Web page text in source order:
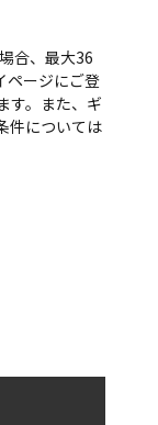
合、最大36
ページにご登
す。また、ギ
件については